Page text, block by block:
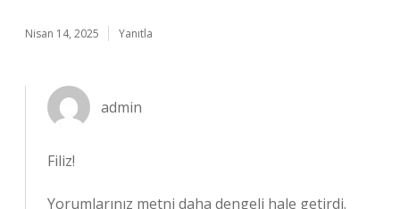
Nisan 14, 2025 Yanıtla
admin
Filiz!
Yorumlarınız metni daha dengeli hale getirdi.